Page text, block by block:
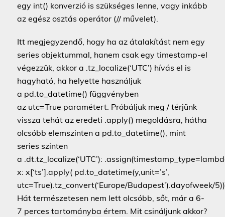
egy int() konverzió is szükséges lenne, vagy inkább
az egész osztás operátor (// művelet).
Itt megjegyzendő, hogy ha az átalakítást nem egy
series objektummal, hanem csak egy timestamp-el
végezzük, akkor a .tz_localize(‘UTC’) hívás el is
hagyható, ha helyette használjuk
a pd.to_datetime() függvényben
az utc=True paramétert. Próbáljuk meg / térjünk
vissza tehát az eredeti .apply() megoldásra, hátha
olcsóbb elemszinten a pd.to_datetime(), mint
series szinten
a .dt.tz_localize(‘UTC’):
x: x[‘ts’].apply( pd.to_datetime(y,unit=’s’,
utc=True).tz_convert(‘Europe/Budapest’).dayofweek/
Hát természetesen nem lett olcsóbb, sőt, már a 6-
7 perces tartományba értem. Mit csináljunk akkor?